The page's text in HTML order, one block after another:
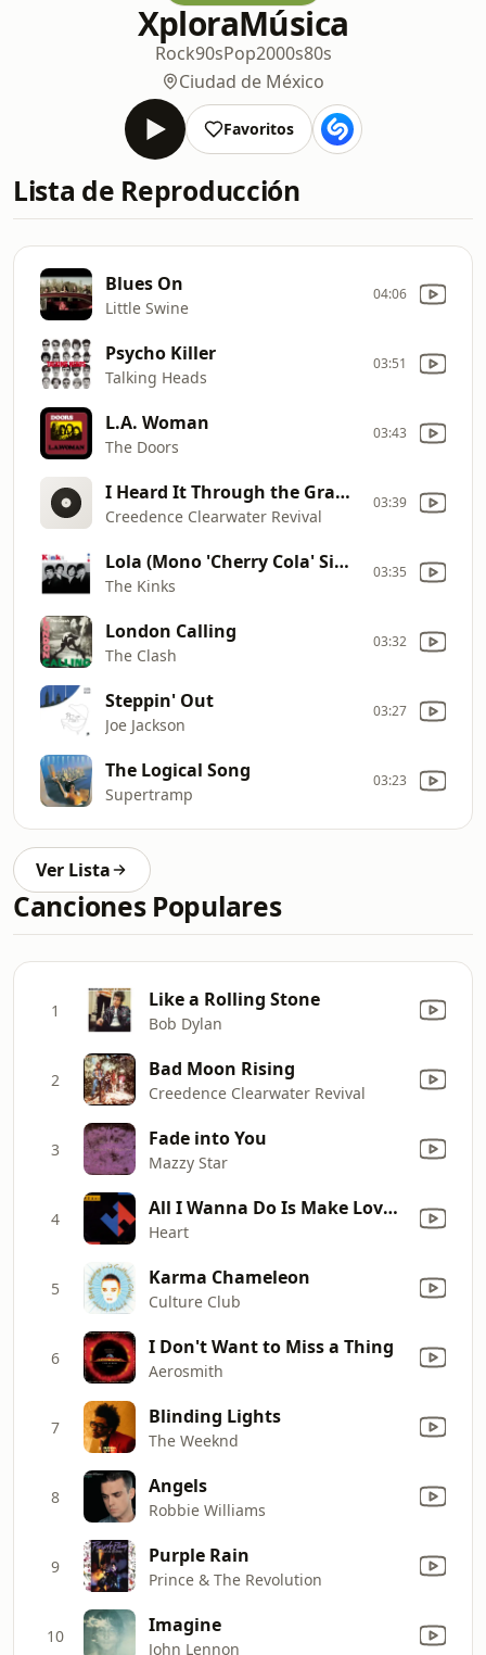
XploraMúsica
Rock90sPop2000s80s
Ciudad de México
Favoritos
Lista de Reproducción
Blues On
Little Swine
04:06
Psycho Killer
Talking Heads
03:51
L.A. Woman
The Doors
03:43
I Heard It Through the Grapevine (Edit)
Creedence Clearwater Revival
03:39
Lola (Mono 'Cherry Cola' Single Version)
The Kinks
03:35
London Calling
The Clash
03:32
Steppin' Out
Joe Jackson
03:27
The Logical Song
Supertramp
03:23
Ver Lista
Canciones Populares
1 Like a Rolling Stone
Bob Dylan
2 Bad Moon Rising
Creedence Clearwater Revival
3 Fade into You
Mazzy Star
4 All I Wanna Do Is Make Love to You
Heart
5 Karma Chameleon
Culture Club
6 I Don't Want to Miss a Thing
Aerosmith
7 Blinding Lights
The Weeknd
8 Angels
Robbie Williams
9 Purple Rain
Prince & The Revolution
10 Imagine
John Lennon